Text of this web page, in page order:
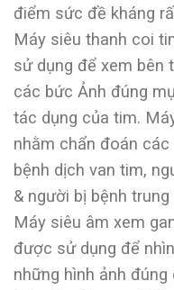
điểm sức đề kháng
Máy siêu thanh coi
sử dụng để xem bên
các bức Ảnh đúng
tác dụng của tim.
nhằm chẩn đoán
bệnh dịch van tim,
& người bị bệnh
Máy siêu âm xem
được sử dụng để
những hình ảnh